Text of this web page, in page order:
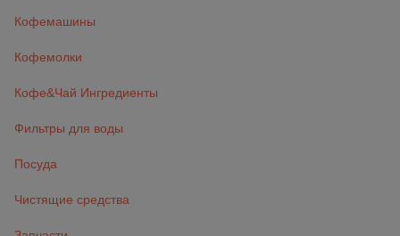
Кофемашины
Кофемолки
Кофе&Чай Ингредиенты
Фильтры для воды
Посуда
Чистящие средства